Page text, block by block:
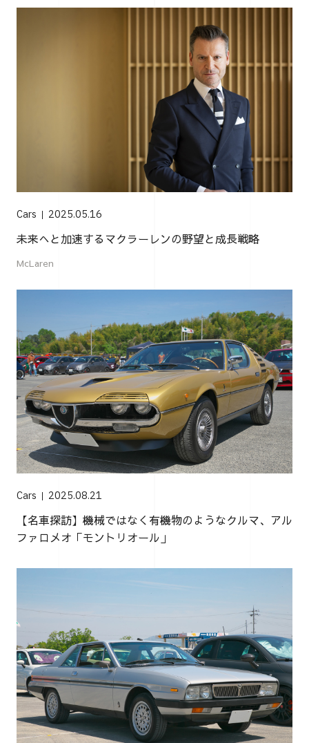
Cars 2025.05.16
未来へと加速するマクラーレンの野望と成長戦略
McLaren
Cars 2025.08.21
【名車探訪】機械ではなく有機物のようなクルマ、アル
ファロメオ「モントリオール」